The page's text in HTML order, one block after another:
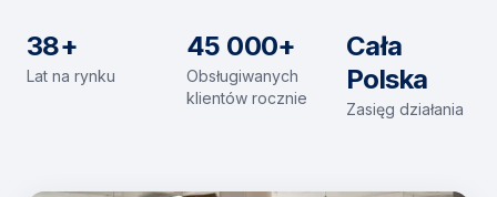
38+
Lat na rynku
45 000+
Obsługiwanych
klientów rocznie
Cała
Polska
Zasięg działania